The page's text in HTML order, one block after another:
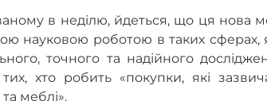
в неділю, йдеться, що ця нова
науковою роботою в таких сферах,
точного та надійного
хто робить «покупки, які
меблі».